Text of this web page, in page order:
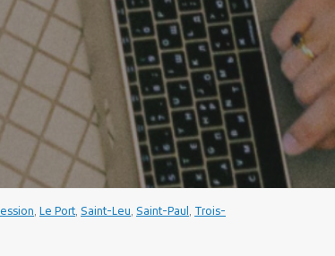
, Le Port, Saint-Leu, Saint-Paul, Trois-